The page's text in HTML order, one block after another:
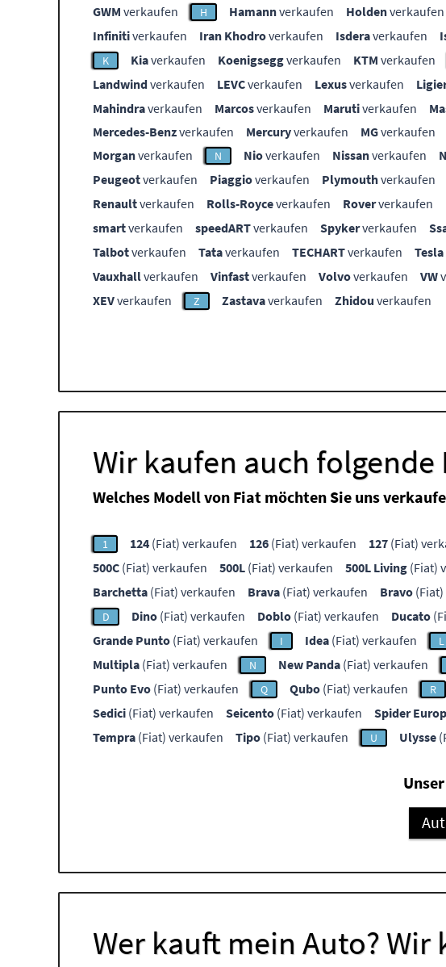
GWM verkaufen H Hamannverkaufen Holdenverkaufen
Infinitiverkaufen Iran Khodroverkaufen Isderaverkaufen
K Kiaverkaufen Koenigseggverkaufen KTM verkaufen
Landwindverkaufen LEVCverkaufen Lexusverkaufen
Mahindraverkaufen Marcosverkaufen Marutiverkaufen
Mercedes-Benzverkaufen Mercuryverkaufen MGverkaufen
Morganverkaufen N Nioverkaufen Nissanverkaufen
Peugeotverkaufen Piaggioverkaufen Plymouthverkaufen
Renaultverkaufen Rolls-Royceverkaufen Roververkaufen
smartverkaufen speedARTverkaufen Spykerverkaufen
Talbotverkaufen Tataverkaufen TECHARTverkaufen Tesla
Vauxhallverkaufen Vinfastverkaufen Volvoverkaufen VW
XEVverkaufen Z Zastavaverkaufen Zhidou verkaufen
Wir kaufen auch
Welches Modell von Fiat möchten Sie uns
1 124 (Fiat) verkaufen 126 (Fiat) verkaufen 127 (Fiat)
500C (Fiat) verkaufen 500L (Fiat) verkaufen 500L Living (Fiat)
Barchetta (Fiat) verkaufen Brava (Fiat) verkaufen Bravo
D Dino (Fiat) verkaufen Doblo (Fiat) verkaufen Ducato
Grande Punto (Fiat) verkaufen I Idea (Fiat) verkaufen L
Multipla (Fiat) verkaufen N New Panda (Fiat) verkaufen
Punto Evo (Fiat) verkaufen Q Qubo (Fiat) verkaufen R
Sedici (Fiat) verkaufen Seicento (Fiat) verkaufen Spider
Tempra (Fiat) verkaufen Tipo (Fiat) verkaufen U Ulysse
Wer kauft mein Auto?